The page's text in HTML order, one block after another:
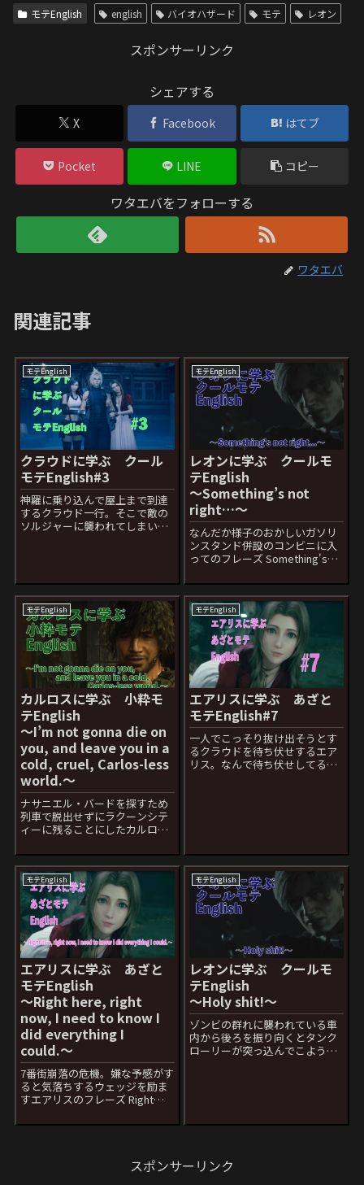
モテEnglish english バイオハザード モテ レオン
スポンサーリンク
シェアする
X Facebook はてブ
Pocket LINE コピー
ワタエバをフォローする
ワタエバ
関連記事
モテEnglish
クラウドに学ぶ クール
モテEnglish#3
神羅に乗り込んで屋上まで到達
するクラウド一行。そこで敵の
ソルジャーに襲われてしまいバ
モテEnglish
レオンに学ぶ クールモ
テEnglish
〜Something’s not
right…〜
なんだか様子のおかしいガソリ
ンスタンド併設のコンビニに入
ってのフレーズ Something's
んだ... Something=何かが not
right=正しくない日本語のセリ
フでは「なんなんだ」とな...
モテEnglish
カルロスに学ぶ 小粋モ
テEnglish
〜I’m not gonna die on
you, and leave you in a
cold, cruel, Carlos-less
world.〜
ナサニエル・バードを探すため
列車で脱出せずにラクーンシテ
ィーに残ることにしたカルロス
に言われた後のカルロスのフレ
ーズ I'm not gonna die on you,
and leave you in a co...
モテEnglish
エアリスに学ぶ あざと
モテEnglish#7
一人でこっそり抜け出そうとす
るクラウドを待ち伏せするエア
リス。なんで待ち伏せしてるん
モテEnglish
エアリスに学ぶ あざと
モテEnglish
〜Right here, right
now, I need to know I
did everything I
could.〜
7番街崩落の危機。嫌な予感がす
ると気落ちするウェッジを励ま
すエアリスのフレーズ Right
I did everything I could.日本語
モテEnglish
レオンに学ぶ クールモ
テEnglish
〜Holy shit!〜
ゾンビの群れに襲われている車
内から後ろを振り向くとタンク
ローリーが突っ込んでこようと
スポンサーリンク